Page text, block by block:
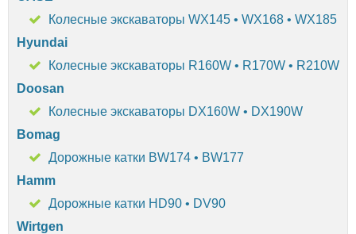
Колесные экскаваторы WX145 • WX168 • WX185
Hyundai
Колесные экскаваторы R160W • R170W • R210W
Doosan
Колесные экскаваторы DX160W • DX190W
Bomag
Дорожные катки BW174 • BW177
Hamm
Дорожные катки HD90 • DV90
Wirtgen